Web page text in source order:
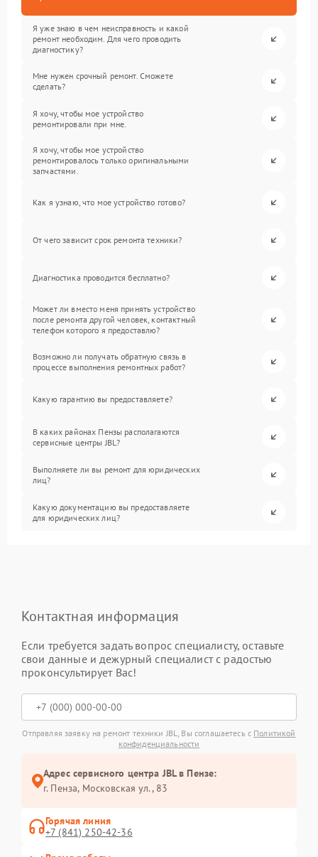
Я уже знаю в чем неисправность и какой
ремонт необходим. Для чего проводить
диагностику?
Мне нужен срочный ремонт. Сможете
сделать?
Я хочу, чтобы мое устройство
ремонтировали при мне.
Я хочу, чтобы мое устройство
ремонтировалось только оригинальными
запчастями.
Как я узнаю, что мое устройство готово?
От чего зависит срок ремонта техники?
Диагностика проводится бесплатно?
Может ли вместо меня принять устройство
после ремонта другой человек, контактный
телефон которого я предоставлю?
Возможно ли получать обратную связь в
процессе выполнения ремонтных работ?
Какую гарантию вы предоставляете?
В каких районах Пензы располагаются
сервисные центры JBL?
Выполняете ли вы ремонт для юридических
лиц?
Какую документацию вы предоставляете
для юридических лиц?
Контактная информация
Если требуется задать вопрос специалисту, оставьте
свои данные и дежурный специалист с радостью
проконсультирует Вас!
Отправляя заявку на ремонт техники JBL, Вы соглашаетесь с Политикой
конфиденциальности
Адрес сервисного центра JBL в Пензе:
г. Пенза, Московская ул., 83
Горячая линия
+7 (841) 250-42-36